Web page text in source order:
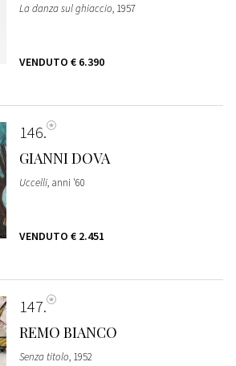
La danza sul ghiaccio, 1957
VENDUTO € 6.390
146
GIANNI DOVA
Uccelli, anni '60
VENDUTO € 2.451
147
REMO BIANCO
Senza titolo, 1952